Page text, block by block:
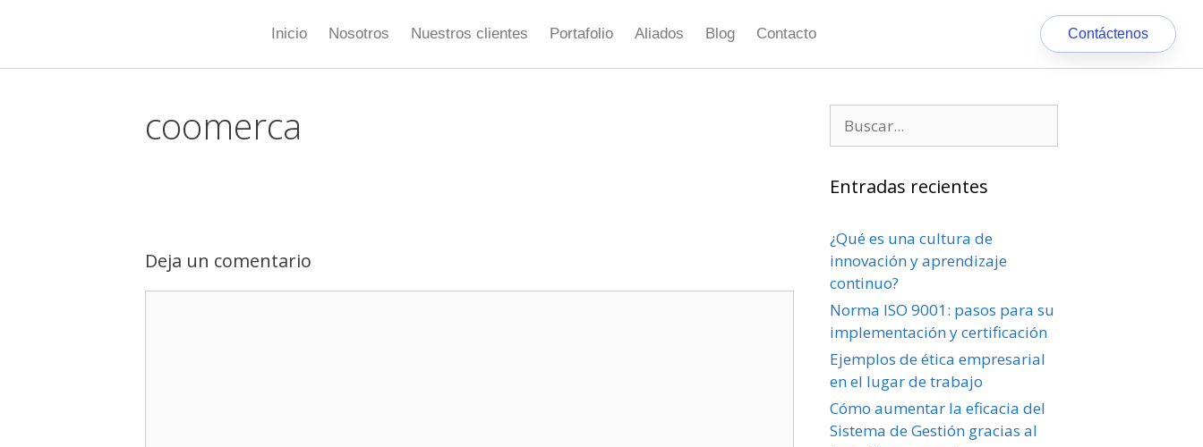
Inicio Nosotros Nuestros clientes Portafolio Aliados Blog Contacto Contáctenos
coomerca
Deja un comentario
Entradas recientes
¿Qué es una cultura de
innovación y aprendizaje
continuo?
Norma ISO 9001: pasos para su
implementación y certificación
Ejemplos de ética empresarial
en el lugar de trabajo
Cómo aumentar la eficacia del
Sistema de Gestión gracias al